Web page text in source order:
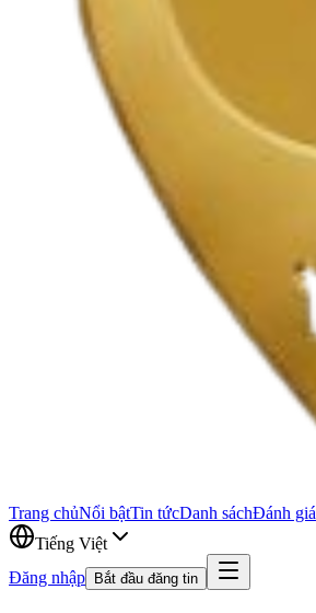
Trang chủNổi bậtTin tứcDanh sáchĐánh giá
Tiếng Việt
Đăng nhập
Bắt đầu đăng tin